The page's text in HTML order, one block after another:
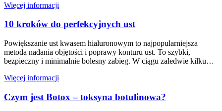
Więcej informacji
10 kroków do perfekcyjnych ust
Powiększanie ust kwasem hialuronowym to najpopularniejsza
metoda nadania objętości i poprawy konturu ust. To szybki,
bezpieczny i minimalnie bolesny zabieg. W ciągu zaledwie kilku…
Więcej informacji
Czym jest Botox – toksyna botulinowa?